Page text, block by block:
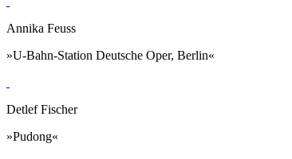
Annika Feuss
»U-Bahn-Station Deutsche Oper, Berlin«
Detlef Fischer
»Pudong«